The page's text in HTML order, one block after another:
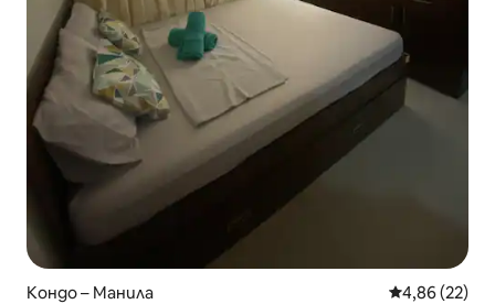
Кондо – Манила Средна
4,86 (22)